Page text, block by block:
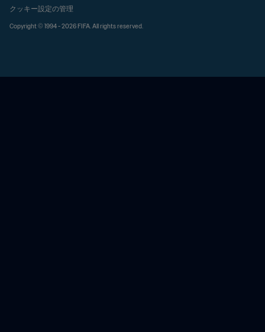
クッキー設定の管理
Copyright © 1994 - 2026 FIFA. All rights reserved.